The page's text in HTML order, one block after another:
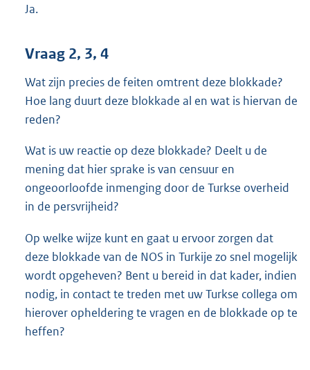
Ja.
Vraag 2, 3, 4
Wat zijn precies de feiten omtrent deze blokkade?
Hoe lang duurt deze blokkade al en wat is hiervan de
reden?
Wat is uw reactie op deze blokkade? Deelt u de
mening dat hier sprake is van censuur en
ongeoorloofde inmenging door de Turkse overheid
in de persvrijheid?
Op welke wijze kunt en gaat u ervoor zorgen dat
deze blokkade van de NOS in Turkije zo snel mogelijk
wordt opgeheven? Bent u bereid in dat kader, indien
nodig, in contact te treden met uw Turkse collega om
hierover opheldering te vragen en de blokkade op te
heffen?